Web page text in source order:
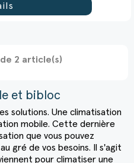
2 article(s)
et bibloc
solutions. Une climatisation
mobile. Cette dernière
que vous pouvez
gré de vos besoins. Il s'agit
pour climatiser une